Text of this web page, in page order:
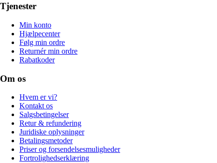
Tjenester
Min konto
Hjælpecenter
Følg min ordre
Returnér min ordre
Rabatkoder
Om os
Hvem er vi?
Kontakt os
Salgsbetingelser
Retur & refundering
Juridiske oplysninger
Betalingsmetoder
Priser og forsendelsesmuligheder
Fortrolighedserklæring